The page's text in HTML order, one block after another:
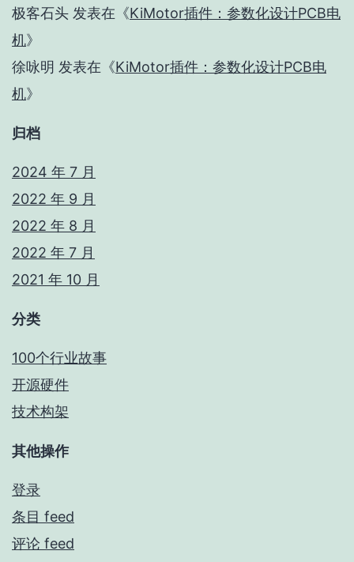
极客石头 发表在《KiMotor插件：参数化设计PCB电
机》
徐咏明 发表在《KiMotor插件：参数化设计PCB电
机》
归档
2024 年 7 月
2022 年 9 月
2022 年 8 月
2022 年 7 月
2021 年 10 月
分类
100个行业故事
开源硬件
技术构架
其他操作
登录
条目 feed
评论 feed